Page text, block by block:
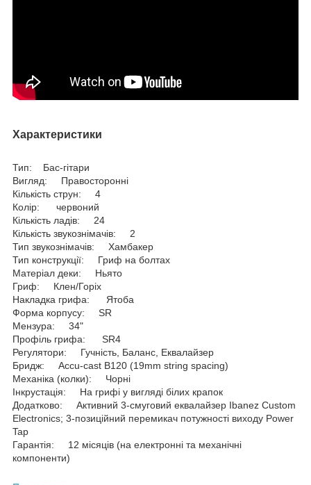
Характеристики
Тип: Бас-гітари
Вигляд: Правосторонні
Кількість струн: 4
Колір: червоний
Кількість ладів: 24
Кількість звукознімачів: 2
Тип звукознімачів: Хамбакер
Тип конструкції: Гриф на болтах
Матеріал деки: Ньято
Гриф: Клен/Горіх
Накладка грифа: Ятоба
Форма корпусу: SR
Мензура: 34"
Профіль грифа: SR4
Регулятори: Гучність, Баланс, Еквалайзер
Бридж: Accu-cast B120 (19mm string spacing)
Механіка (колки): Чорні
Інкрустація: На грифі у вигляді білих крапок
Додатково: Активний 3-смуговий еквалайзер Ibanez Custom
Electronics; 3-позиційний перемикач потужності виходу Power
Tap
Гарантія: 12 місяців (на електронні та механічні
компоненти)